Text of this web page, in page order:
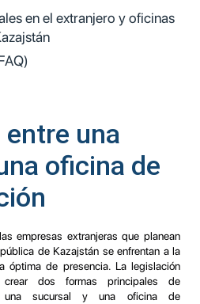
en el extranjero y oficinas
una
oficina de
empresas extranjeras que planean
de Kazajstán se enfrentan a la
óptima de presencia. La legislación
dos formas principales de
una sucursal y una oficina de